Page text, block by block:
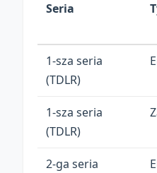
Seria
1-sza seria
(TDLR)
1-sza seria
(TDLR)
2-ga seria